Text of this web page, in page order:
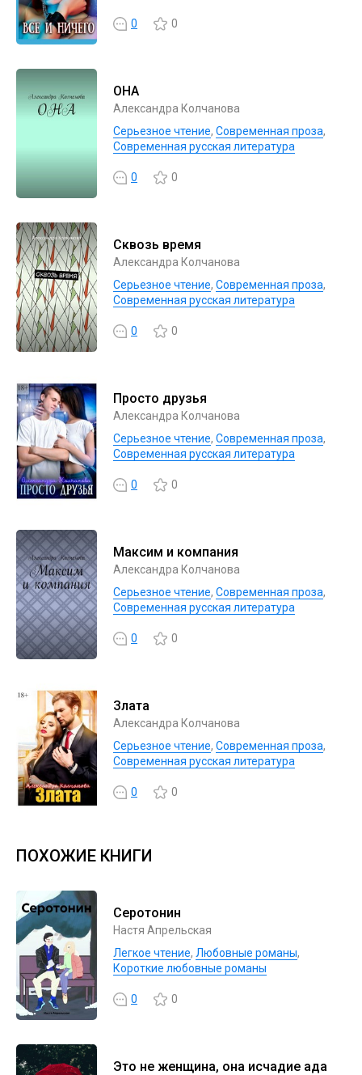
0 0
ОНА
Александра Колчанова
Серьезное чтение, Современная проза,
Современная русская литература
0 0
Сквозь время
Александра Колчанова
Серьезное чтение, Современная проза,
Современная русская литература
0 0
Просто друзья
Александра Колчанова
Серьезное чтение, Современная проза,
Современная русская литература
0 0
Максим и компания
Александра Колчанова
Серьезное чтение, Современная проза,
Современная русская литература
0 0
Злата
Александра Колчанова
Серьезное чтение, Современная проза,
Современная русская литература
0 0
ПОХОЖИЕ КНИГИ
Серотонин
Настя Апрельская
Легкое чтение, Любовные романы,
Короткие любовные романы
0 0
Это не женщина, она исчадие ада